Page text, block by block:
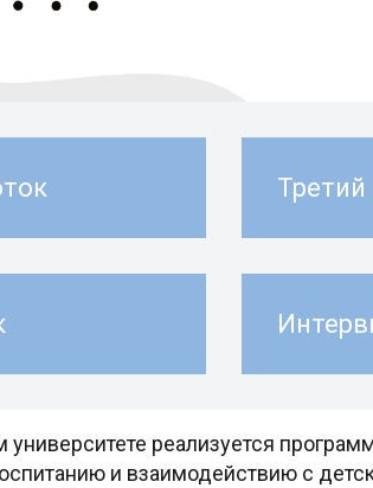
Третий
университете реализуется
и взаимодействию с